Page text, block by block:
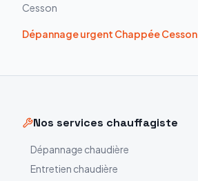
Cesson
Dépannage urgent ChappéeCesson
Nos services chauffagiste
Dépannage chaudière
Entretien chaudière